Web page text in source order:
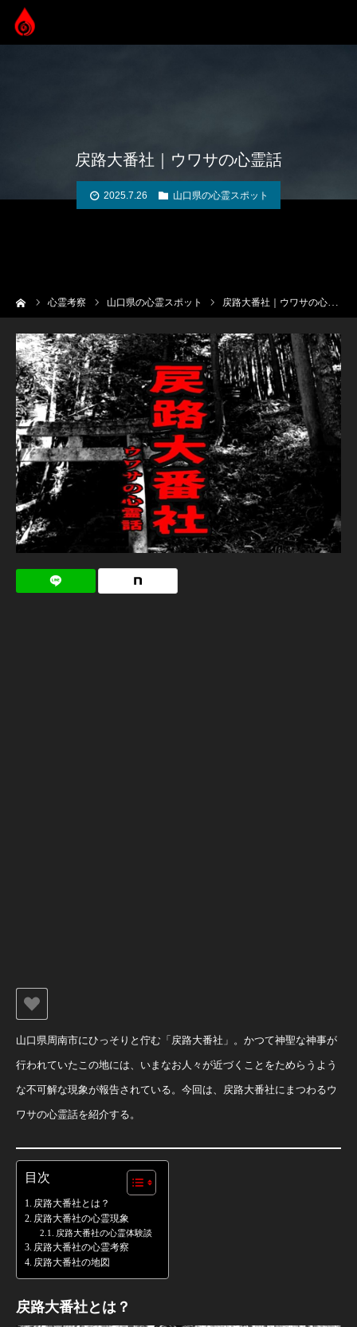
戻路大番社｜ウワサの心霊話
2025.7.26 山口県の心霊スポット
心霊考察 山口県の心霊スポット 戻路大番社｜ウワサの心霊話
山口県周南市にひっそりと佇む「戻路大番社」。かつて神聖な神事が
行われていたこの地には、いまなお人々が近づくことをためらうよう
な不可解な現象が報告されている。今回は、戻路大番社にまつわるウ
ワサの心霊話を紹介する。
目次
戻路大番社とは？
戻路大番社の心霊現象
戻路大番社の心霊体験談
戻路大番社の心霊考察
戻路大番社の地図
戻路大番社とは？